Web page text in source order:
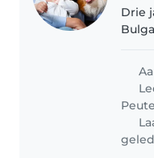
Drie
vier